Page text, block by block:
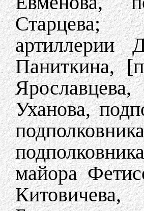
Старцева;
артиллерии
Паниткина,
Уханова,
майора
Китовичева,